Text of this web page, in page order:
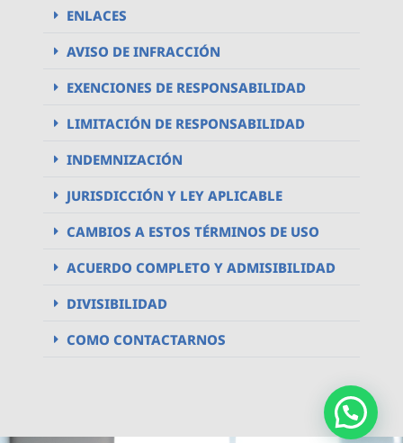
ENLACES
AVISO DE INFRACCIÓN
EXENCIONES DE RESPONSABILIDAD
LIMITACIÓN DE RESPONSABILIDAD
INDEMNIZACIÓN
JURISDICCIÓN Y LEY APLICABLE
CAMBIOS A ESTOS TÉRMINOS DE USO
ACUERDO COMPLETO Y ADMISIBILIDAD
DIVISIBILIDAD
COMO CONTACTARNOS